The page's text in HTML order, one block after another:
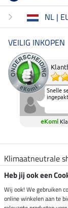
NL |
VEILIG INKOPEN
Snelle
ingepakt.
eKomi
Klimaatneutrale
Verzending per
Heb jij ook een
Wij ook! We gebruiken
online winkelen aan te